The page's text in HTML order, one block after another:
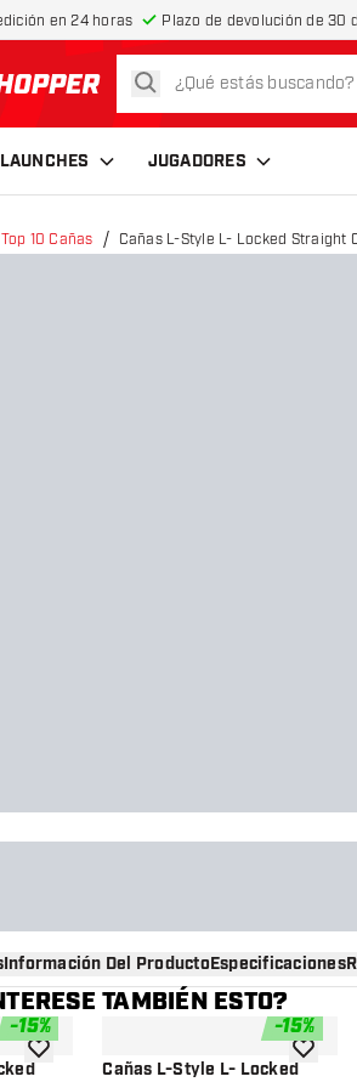
en 24 horas Plazo de devolución de 30
a la página de inicio
buscar
LAUNCHES JUGADORES
Top 10 Cañas Cañas L-Style L- Locked Straight
Información Del ProductoEspecificaciones
TAMBIÉN ESTO?
-15%
añadir a la lista de deseos
-15%
Cañas L-Style L- Lockedañadir a